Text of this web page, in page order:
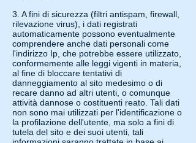
3. A fini di sicurezza (filtri antispam, firewall,
rilevazione virus), i dati registrati
automaticamente possono eventualmente
comprendere anche dati personali come
l'indirizzo Ip, che potrebbe essere utilizzato,
conformemente alle leggi vigenti in materia,
al fine di bloccare tentativi di
danneggiamento al sito medesimo o di
recare danno ad altri utenti, o comunque
attività dannose o costituenti reato. Tali dati
non sono mai utilizzati per l'identificazione o
la profilazione dell'utente, ma solo a fini di
tutela del sito e dei suoi utenti, tali